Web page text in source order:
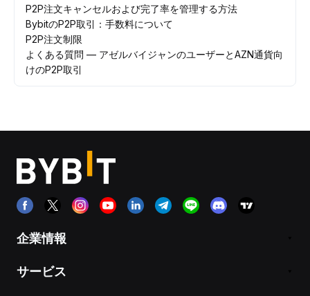
P2P注文キャンセルおよび完了率を管理する方法
BybitのP2P取引：手数料について
P2P注文制限
よくある質問 — アゼルバイジャンのユーザーとAZN通貨向
けのP2P取引
企業情報
サービス